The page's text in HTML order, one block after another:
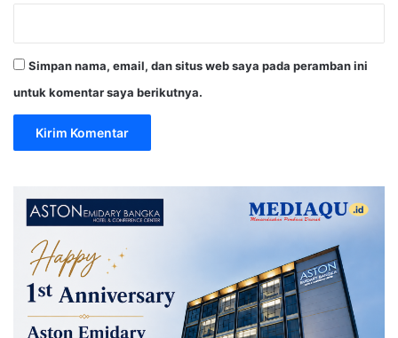
Simpan nama, email, dan situs web saya pada peramban ini
untuk komentar saya berikutnya.